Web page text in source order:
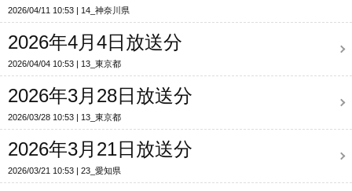
2026/04/11 10:53 14_神奈川県
2026年4月4日放送分
2026/04/04 10:53 13_東京都
2026年3月28日放送分
2026/03/28 10:53 13_東京都
2026年3月21日放送分
2026/03/21 10:53 23_愛知県